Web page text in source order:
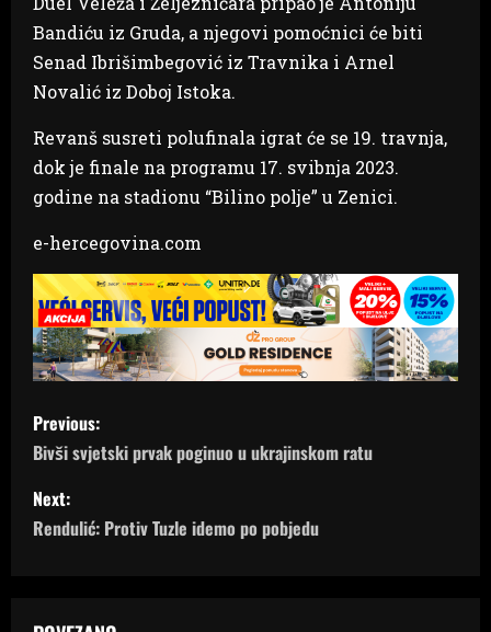
Bandiću iz Gruda, a njegovi pomoćnici će biti
Senad Ibrišimbegović iz Travnika i Arnel
Novalić iz Doboj Istoka.
Revanš susreti polufinala igrat će se 19. travnja,
dok je finale na programu 17. svibnja 2023.
godine na stadionu “Bilino polje” u Zenici.
e-hercegovina.com
P
o
s
t
Previous:
Bivši svjetski prvak poginuo u ukrajinskom ratu
Next:
Rendulić: Protiv Tuzle idemo po pobjedu